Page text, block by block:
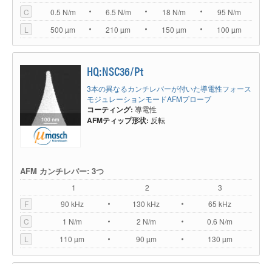
C
0.5 N/m 6.5 N/m 18 N/m
95 N/m
L
500 µm 210 µm 150 µm 100 µm
HQ:NSC36/Pt
3本の異なるカンチレバーが付いた導電性フォース
モジュレーションモードAFMプローブ
コーティング: 導電性
AFMティップ形状: 反転
AFM カンチレバー: 3つ
1 2
3
F
90 kHz 130 kHz
65 kHz
C
1 N/m 2 N/m
0.6 N/m
L
110 µm 90 µm 130 µm